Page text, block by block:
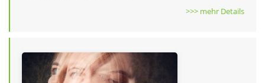
>>> mehr Details